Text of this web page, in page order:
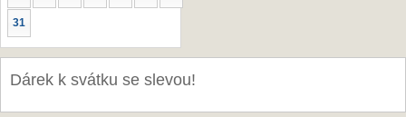
31
Dárek k svátku se slevou!